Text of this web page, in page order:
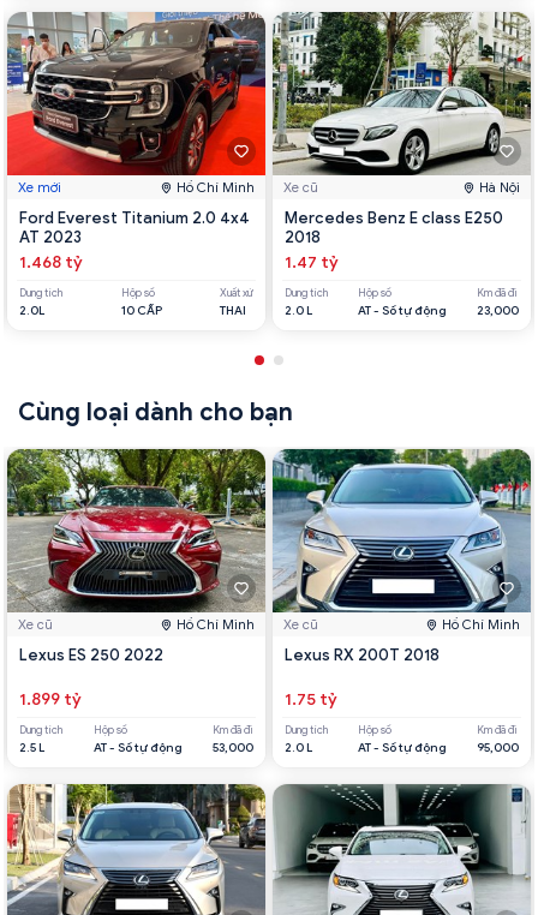
Xe mới Hồ Chí Minh
Ford Everest Titanium 2.0 4x4
AT 2023
1.468 tỷ
Dung tích
2.0L
Hộp số
10 CẤP
Xuất xứ
THAI
Xe cũ Hà Nội
Mercedes Benz E class E250
2018
1.47 tỷ
Dung tích
2.0 L
Hộp số
AT - Số tự động
Km đã đi
23,000
Cùng loại dành cho bạn
Xe cũ Hồ Chí Minh
Lexus ES 250 2022
1.899 tỷ
Dung tích
2.5 L
Hộp số
AT - Số tự động
Km đã đi
53,000
Xe cũ Hồ Chí Minh
Lexus RX 200T 2018
1.75 tỷ
Dung tích
2.0 L
Hộp số
AT - Số tự động
Km đã đi
95,000